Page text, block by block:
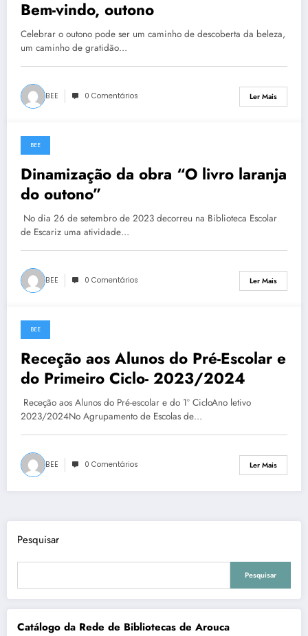
Bem-vindo, outono
Celebrar o outono pode ser um caminho de descoberta da beleza,
um caminho de gratidão…
BEE 0 Comentários Ler Mais
26 de Setembro, 2023
BEE
Dinamização da obra “O livro laranja
do outono”
No dia 26 de setembro de 2023 decorreu na Biblioteca Escolar
de Escariz uma atividade…
BEE 0 Comentários Ler Mais
13 de Setembro, 2023
BEE
Receção aos Alunos do Pré-Escolar e
do Primeiro Ciclo- 2023/2024
Receção aos Alunos do Pré-escolar e do 1º CicloAno letivo
2023/2024No Agrupamento de Escolas de…
BEE 0 Comentários Ler Mais
Pesquisar
Pesquisar
Catálogo da Rede de Bibliotecas de Arouca